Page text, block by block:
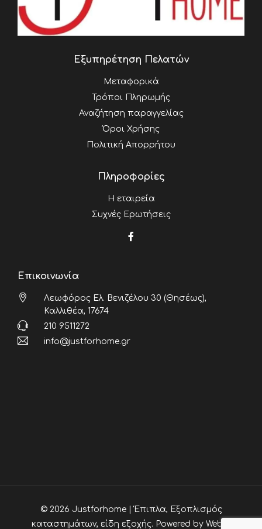
Εξυπηρέτηση Πελατών
Μεταφορικά
Τρόποι Πληρωμής
Αναζήτηση παραγγελίας
Όροι Χρήσης
Πολιτική Απορρήτου
Πληροφορίες
Η εταιρεία
Συχνές Ερωτήσεις
Επικοινωνία
Λεωφόρος Ελ. Βενιζέλου 30 (Θησέως),
Καλλιθέα, 17674
210 9511272
info@justforhome.gr
© 2026 Justforhome | Έπιπλα, Εξοπλισμός
καταστημάτων, είδη εξοχής. Powered by Webia